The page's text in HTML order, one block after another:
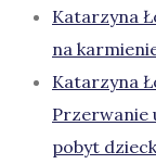
Katarzyna
na
Katarzyna
Przerwanie
pobyt